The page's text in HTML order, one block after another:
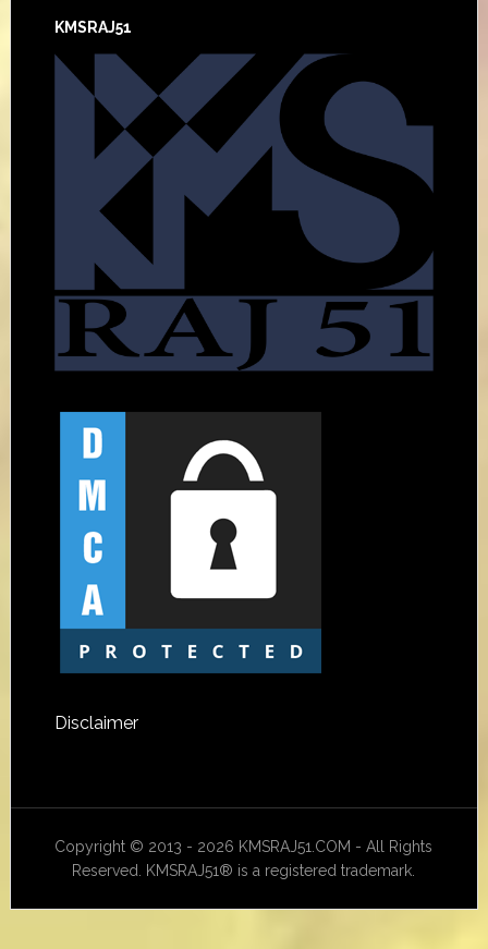
KMSRAJ51
Disclaimer
Copyright © 2013 - 2026 KMSRAJ51.COM - All Rights
Reserved. KMSRAJ51® is a registered trademark.